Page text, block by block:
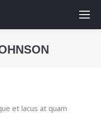
et lacus at quam